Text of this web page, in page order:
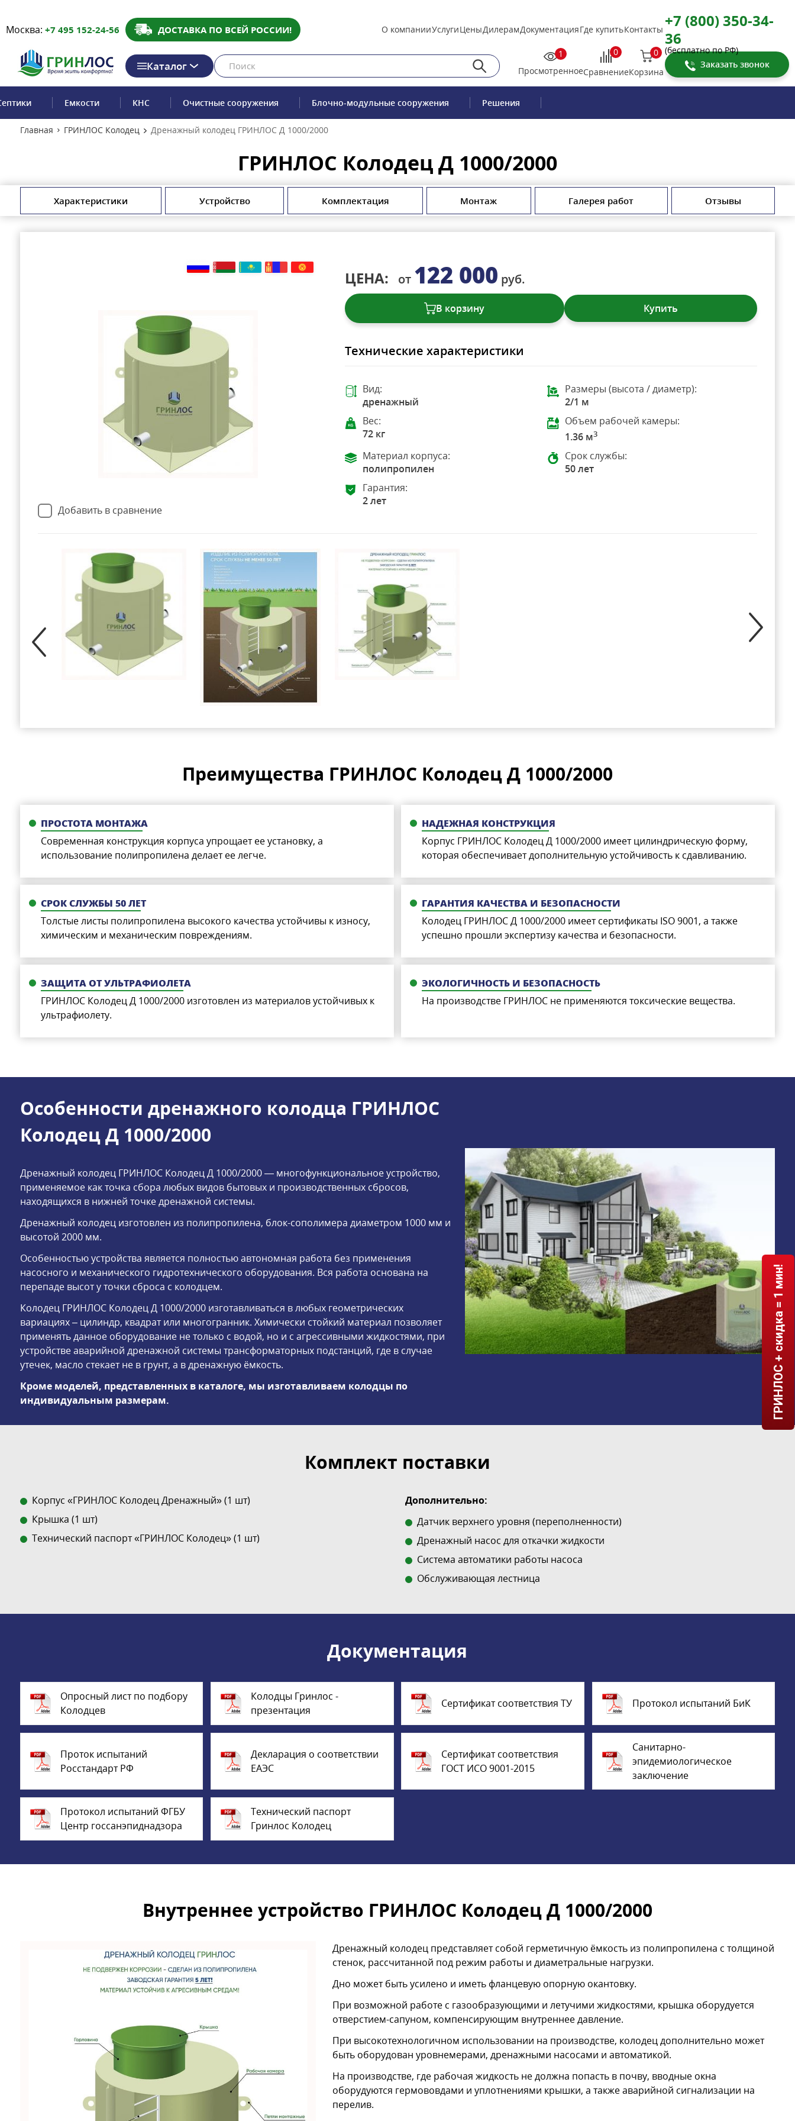
Москва: +7 495 152-24-56 ДОСТАВКА ПО ВСЕЙ РОССИИ! О компанииУслугиЦеныДилерамДокументацияГде купитьКонтакты +7 (800) 350-34-
36
(бесплатно по РФ)
Каталог
1
Просмотренное
0
Сравнение
0
Корзина
Заказать звонок
Емкости КНС Очистные сооружения Блочно-модульные сооружения Решения
Главная ГРИНЛОС Колодец Дренажный колодец ГРИНЛОС Д 1000/2000
ГРИНЛОС Колодец Д 1000/2000
Характеристики Устройство Комплектация Монтаж Галерея работ Отзывы
Добавить в сравнение
ЦЕНА: от 122 000 руб.
В корзину Купить
Технические характеристики
Вид:
дренажный
Размеры (высота / диаметр):
2/1 м
Вес:
72 кг
Объем рабочей камеры:
1.36 м3
Материал корпуса:
полипропилен
Срок службы:
50 лет
Гарантия:
2 лет
Преимущества ГРИНЛОС Колодец Д 1000/2000
ПРОСТОТА МОНТАЖА
Современная конструкция корпуса упрощает ее установку, а
использование полипропилена делает ее легче.
НАДЕЖНАЯ КОНСТРУКЦИЯ
Корпус ГРИНЛОС Колодец Д 1000/2000 имеет цилиндрическую форму,
которая обеспечивает дополнительную устойчивость к сдавливанию.
СРОК СЛУЖБЫ 50 ЛЕТ
Толстые листы полипропилена высокого качества устойчивы к износу,
химическим и механическим повреждениям.
ГАРАНТИЯ КАЧЕСТВА И БЕЗОПАСНОСТИ
Колодец ГРИНЛОС Д 1000/2000 имеет сертификаты ISO 9001, а также
успешно прошли экспертизу качества и безопасности.
ЗАЩИТА ОТ УЛЬТРАФИОЛЕТА
ГРИНЛОС Колодец Д 1000/2000 изготовлен из материалов устойчивых к
ультрафиолету.
ЭКОЛОГИЧНОСТЬ И БЕЗОПАСНОСТЬ
На производстве ГРИНЛОС не применяются токсические вещества.
Особенности дренажного колодца ГРИНЛОС
Колодец Д 1000/2000
Дренажный колодец ГРИНЛОС Колодец Д 1000/2000 — многофункциональное устройство,
применяемое как точка сбора любых видов бытовых и производственных сбросов,
находящихся в нижней точке дренажной системы.
Дренажный колодец изготовлен из полипропилена, блок-сополимера диаметром 1000 мм и
высотой 2000 мм.
Особенностью устройства является полностью автономная работа без применения
насосного и механического гидротехнического оборудования. Вся работа основана на
перепаде высот у точки сброса с колодцем.
Колодец ГРИНЛОС Колодец Д 1000/2000 изготавливаться в любых геометрических
вариациях – цилиндр, квадрат или многогранник. Химически стойкий материал позволяет
применять данное оборудование не только с водой, но и с агрессивными жидкостями, при
устройстве аварийной дренажной системы трансформаторных подстанций, где в случае
утечек, масло стекает не в грунт, а в дренажную ёмкость.
Кроме моделей, представленных в каталоге, мы изготавливаем колодцы по
индивидуальным размерам.
Комплект поставки
Корпус «ГРИНЛОС Колодец Дренажный» (1 шт)
Крышка (1 шт)
Технический паспорт «ГРИНЛОС Колодец» (1 шт)
Дополнительно:
Датчик верхнего уровня (переполненности)
Дренажный насос для откачки жидкости
Система автоматики работы насоса
Обслуживающая лестница
Документация
Опросный лист по подбору
Колодцев
Колодцы Гринлос -
презентация
Сертификат соответствия ТУ Протокол испытаний БиК
Проток испытаний
Росстандарт РФ
Декларация о соответствии
ЕАЭС
Сертификат соответствия
ГОСТ ИСО 9001-2015
Санитарно-
эпидемиологическое
заключение
Протокол испытаний ФГБУ
Центр госсанэпиднадзора
Технический паспорт
Гринлос Колодец
Внутреннее устройство ГРИНЛОС Колодец Д 1000/2000
Дренажный колодец представляет собой герметичную ёмкость из полипропилена с толщиной
стенок, рассчитанной под режим работы и диаметральные нагрузки.
Дно может быть усилено и иметь фланцевую опорную окантовку.
При возможной работе с газообразующими и летучими жидкостями, крышка оборудуется
отверстием-сапуном, компенсирующим внутреннее давление.
При высокотехнологичном использовании на производстве, колодец дополнительно может
быть оборудован уровнемерами, дренажными насосами и автоматикой.
На производстве, где рабочая жидкость не должна попасть в почву, вводные окна
оборудуются гермововдами и уплотнениями крышки, а также аварийной сигнализации на
перелив.
ГРИНЛОС + скидка = 1 мин!